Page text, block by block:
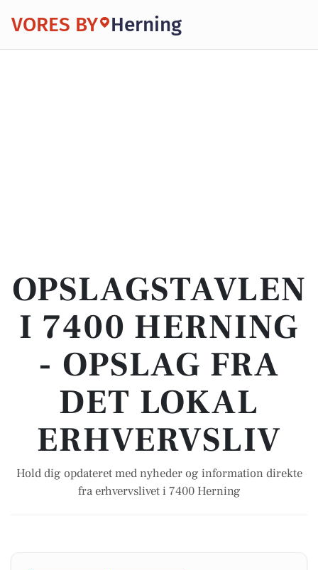
VORES BY Herning
OPSLAGSTAVLEN
I 7400 HERNING
- OPSLAG FRA
DET LOKAL
ERHVERVSLIV
Hold dig opdateret med nyheder og information direkte
fra erhvervslivet i 7400 Herning